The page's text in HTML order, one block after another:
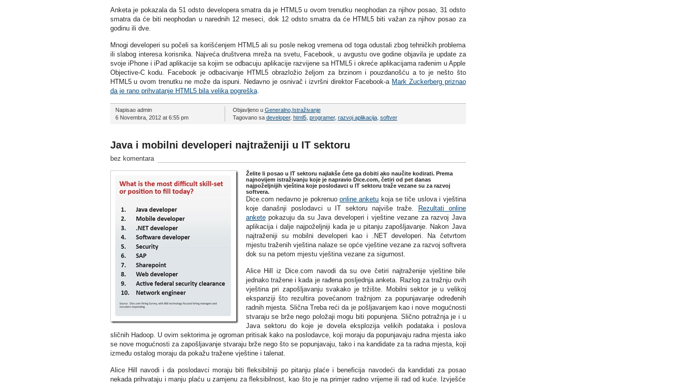
Anketa je pokazala da 51 odsto developera smatra da je HTML5 u ovom trenutku neophodan za njihov posao, 31 odsto
smatra da će biti neophodan u narednih 12 meseci, dok 12 odsto smatra da će HTML5 biti važan za njihov posao za
godinu ili dve.
Mnogi developeri su počeli sa korišćenjem HTML5 ali su posle nekog vremena od toga odustali zbog tehničkih problema
ili slabog interesa korisnika. Najveća društvena mreža na svetu, Facebook, u avgustu ove godine objavila je update za
svoje iPhone i iPad aplikacije sa kojim se odbacuju aplikacije razvijene sa HTML5 i okreće aplikacijama rađenim u Apple
Objective-C kodu. Facebook je odbacivanje HTML5 obrazložio željom za brzinom i pouzdanošću a to je nešto što
HTML5 u ovom trenutku ne može da ispuni. Nedavno je osnivač i izvršni direktor Facebook-a Mark Zuckerberg priznao
da je rano prihvatanje HTML5 bila velika pogreška.
Napisao admin
6 Novembra, 2012 at 6:55 pm
Objavljeno u Generalno, Istraživanje
Tagovano sa developer, html5, programer, razvoj aplikacija, softver
Java i mobilni developeri najtraženiji u IT sektoru
bez komentara
Želite li posao u IT sektoru najlakše ćete ga dobiti ako naučite kodirati. Prema
najnovijem istraživanju koje je napravio Dice.com, četiri od pet danas
najpoželjnijih vještina koje poslodavci u IT sektoru traže vezane su za razvoj
softvera.
Dice.com nedavno je pokrenuo online anketu koja se tiče uslova i vještina
koje današnji poslodavci u IT sektoru najviše traže.
Rezultati online
anketepokazuju da su Java developeri i vještine vezane za razvoj Java
aplikacija i dalje najpoželjniji kada je u pitanju zapošljavanje. Nakon Java
najtraženiji su mobilni developeri kao i .NET developeri. Na četvrtom
mjestu traženih vještina nalaze se opće vještine vezane za razvoj softvera
dok su na petom mjestu vještina vezane za sigurnost.
Alice Hill iz Dice.com navodi da su ove četiri najtraženije vještine bile
jednako tražene i kada je rađena posljednja anketa. Razlog za tražnju ovih
vještina pri zapošljavanju svakako je tržište. Mobilni sektor je u velikoj
ekspanziji što rezultira povećanom tražnjom za popunjavanje određenih
radnih mjesta. Slična Treba reći da je pošljavanjem kao i nove mogućnosti
stvaraju se brže nego položaji mogu biti popunjena. Slično potražnja je i u
Java sektoru do koje je dovela eksplozija velikih podataka i poslova
sličnih Hadoop. U ovim sektorima je ogroman pritisak kako na poslodavce, koji moraju da popunjavaju radna mjesta iako
se nove mogućnosti za zapošljavanje stvaraju brže nego što se popunjavaju, tako i na kandidate za ta radna mjesta, koji
između ostalog moraju da pokažu tražene vještine i talenat.
Alice Hill navodi i da poslodavci moraju biti fleksibilniji po pitanju plaće i beneficija navodeći da kandidati za posao
nekada prihvataju i manju plaću u zamjenu za fleksibilnost, kao što je na primjer radno vrijeme ili rad od kuće. Izvješće